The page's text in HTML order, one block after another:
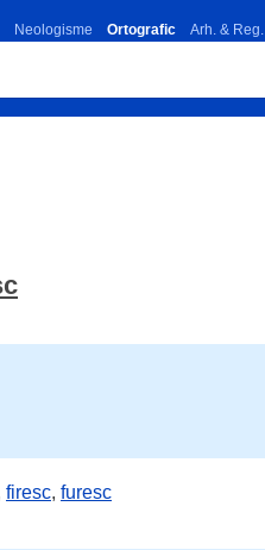
Neologisme Ortografic Arh. & Reg.
firesc, furesc